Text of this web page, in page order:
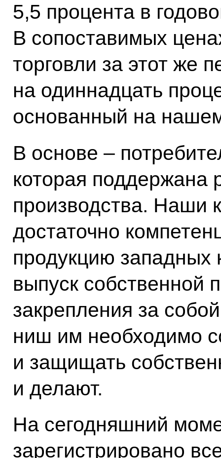
5,5 процента в
В сопоставимых
торговли за этот же
на одиннадцать
основанный на
В основе –
которая
производства. Наши
достаточно
продукцию западных
выпуск собственной
закрепления за
ниш им необходимо
и защищать
и делают.
На сегодняшний
зарегистрировано